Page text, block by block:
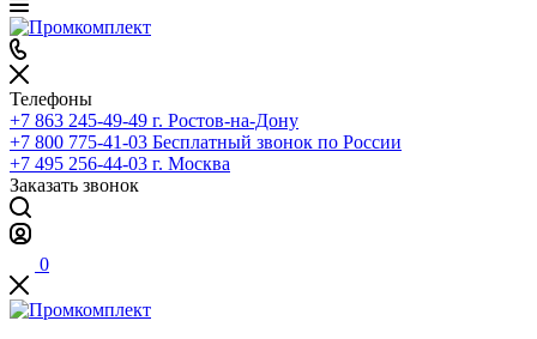
Телефоны
+7 863 245-49-49 г. Ростов-на-Дону
+7 800 775-41-03 Бесплатный звонок по России
+7 495 256-44-03 г. Москва
Заказать звонок
0